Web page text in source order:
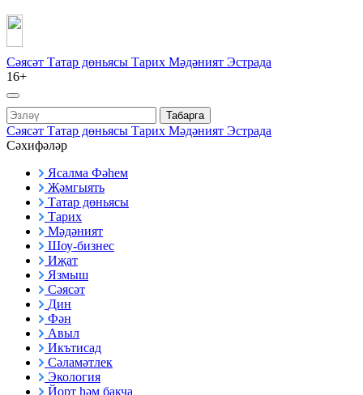
Сәясәт Татар дөньясы Тарих Мәдәният Эстрада
16+
Табарга
Сәясәт Татар дөньясы Тарих Мәдәният Эстрада
Сәхифәләр
Ясалма Фәһем
Җәмгыять
Татар дөньясы
Тарих
Мәдәният
Шоу-бизнес
Иҗат
Язмыш
Сәясәт
Дин
Фән
Авыл
Икътисад
Сәламәтлек
Экология
Йорт һәм бакча